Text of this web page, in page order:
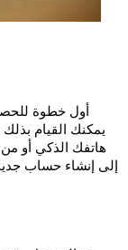
أول خطوة
يمكنك القيام
هاتفك الذكي أو
إلى إنشاء حساب